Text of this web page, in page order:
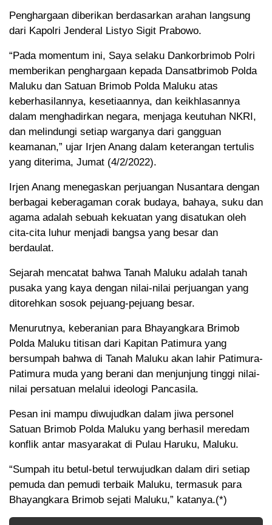
Penghargaan diberikan berdasarkan arahan langsung
dari Kapolri Jenderal Listyo Sigit Prabowo.
“Pada momentum ini, Saya selaku Dankorbrimob Polri
memberikan penghargaan kepada Dansatbrimob Polda
Maluku dan Satuan Brimob Polda Maluku atas
keberhasilannya, kesetiaannya, dan keikhlasannya
dalam menghadirkan negara, menjaga keutuhan NKRI,
dan melindungi setiap warganya dari gangguan
keamanan,” ujar Irjen Anang dalam keterangan tertulis
yang diterima, Jumat (4/2/2022).
Irjen Anang menegaskan perjuangan Nusantara dengan
berbagai keberagaman corak budaya, bahaya, suku dan
agama adalah sebuah kekuatan yang disatukan oleh
cita-cita luhur menjadi bangsa yang besar dan
berdaulat.
Sejarah mencatat bahwa Tanah Maluku adalah tanah
pusaka yang kaya dengan nilai-nilai perjuangan yang
ditorehkan sosok pejuang-pejuang besar.
Menurutnya, keberanian para Bhayangkara Brimob
Polda Maluku titisan dari Kapitan Patimura yang
bersumpah bahwa di Tanah Maluku akan lahir Patimura-
Patimura muda yang berani dan menjunjung tinggi nilai-
nilai persatuan melalui ideologi Pancasila.
Pesan ini mampu diwujudkan dalam jiwa personel
Satuan Brimob Polda Maluku yang berhasil meredam
konflik antar masyarakat di Pulau Haruku, Maluku.
“Sumpah itu betul-betul terwujudkan dalam diri setiap
pemuda dan pemudi terbaik Maluku, termasuk para
Bhayangkara Brimob sejati Maluku,” katanya.(*)